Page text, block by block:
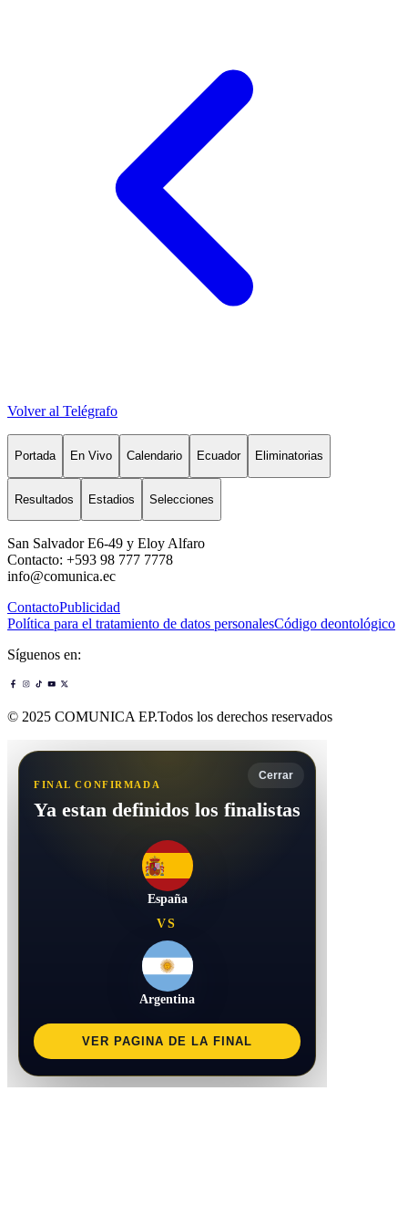
Volver al Telégrafo
Portada En Vivo Calendario Ecuador Eliminatorias
Resultados Estadios Selecciones
San Salvador E6-49 y Eloy Alfaro
Contacto: +593 98 777 7778
info@comunica.ec
ContactoPublicidad
Política para el tratamiento de datos personalesCódigo deontológico
Síguenos en:
© 2025 COMUNICA EP.Todos los derechos reservados
Cerrar
FINAL CONFIRMADA
Ya estan definidos los finalistas
España
VS
Argentina
VER PAGINA DE LA FINAL